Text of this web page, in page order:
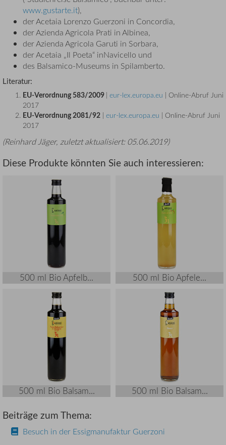
www.gustarte.it),
der Acetaia Lorenzo Guerzoni in Concordia,
der Azienda Agricola Prati in Albinea,
der Azienda Agricola Garuti in Sorbara,
der Acetaia „Il Poeta“ inNavicello und
des Balsamico-Museums in Spilamberto.
Literatur:
EU-Verordnung 583/2009 | eur-lex.europa.eu | Online-Abruf Juni
2017
EU-Verordnung 2081/92 | eur-lex.europa.eu | Online-Abruf Juni
2017
(Reinhard Jäger, zuletzt aktualisiert:05.06.2019)
Diese Produkte könnten Sie auch interessieren:
500 ml Bio Apfelb... 500 ml Bio Apfele...
500 ml Bio Balsam... 500 ml Bio Balsam...
Beiträge zum Thema:
Besuch in der Essigmanufaktur Guerzoni